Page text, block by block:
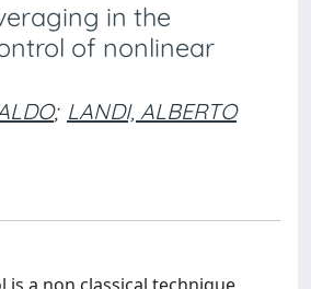
in the
of nonlinear
; LANDI, ALBERTO